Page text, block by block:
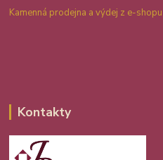
Kamenná prodejna a výdej z e-
Kontakty